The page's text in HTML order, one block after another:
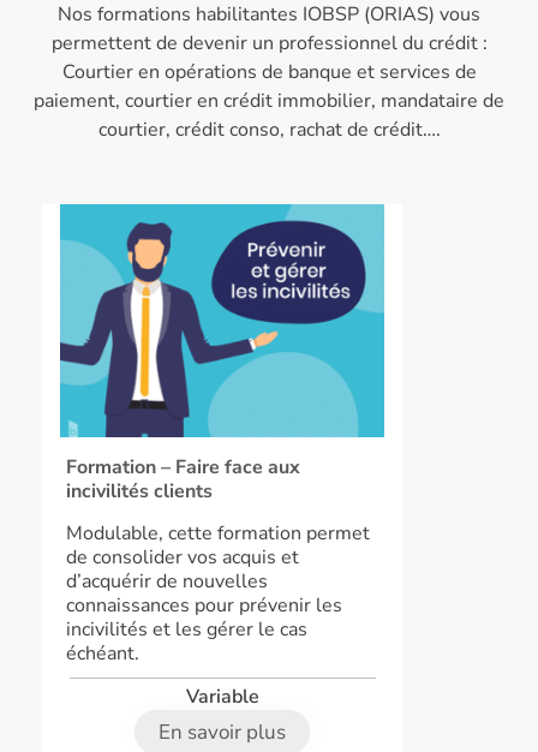
Nos formations habilitantes IOBSP (ORIAS) vous
permettent de devenir un professionnel du crédit :
Courtier en opérations de banque et services de
paiement, courtier en crédit immobilier, mandataire de
courtier, crédit conso, rachat de crédit….
Formation – Faire face aux
incivilités clients
Modulable, cette formation permet
de consolider vos acquis et
d’acquérir de nouvelles
connaissances pour prévenir les
incivilités et les gérer le cas
échéant.
Variable
En savoir plus